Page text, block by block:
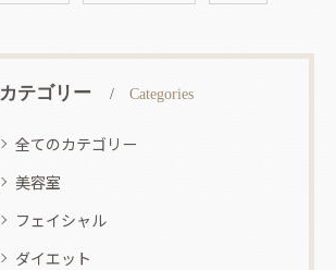
カテゴリー Categories
全てのカテゴリー
美容室
フェイシャル
ダイエット